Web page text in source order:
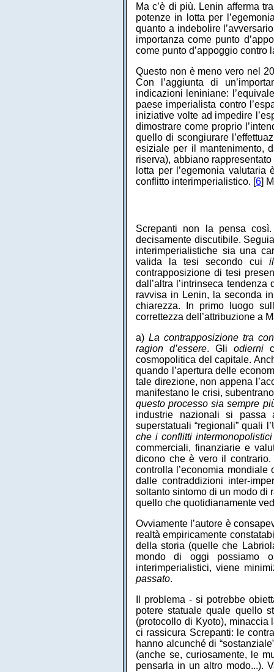
Ma c’è di più. Lenin afferma
potenze in lotta per
quanto a indebolire
importanza come punto
come punto d’appoggio contro
Questo non è meno vero nel
Con l’aggiunta di
indicazioni leniniane:
paese imperialista contro
iniziative volte ad impedire
dimostrare come proprio
quello di scongiurare
esiziale per il mantenimento,
riserva), abbiano
lotta per l’egemonia
conflitto interimperialistico. [6]
Screpanti non la pensa
decisamente discutibile.
interimperialistiche sia una
valida la tesi secondo cui
contrapposizione di tesi
dall’altra l’intrinseca
ravvisa in Lenin, la seconda
chiarezza. In primo luogo
correttezza dell’attribuzione a
a) La contrapposizione tra
ragion d’essere. Gliodierni
cosmopolitica del capitale.
quando l’apertura delle
tale direzione, non appena
manifestano le crisi,
questo processo sia sempre
industrie nazionali si passa
superstatuali “regionali” quali
che i conflitti
commerciali, finanziarie e
dicono che è vero il contrario.
controlla l’economia
dalle contraddizioni inter-
soltanto sintomo di un modo di
quello che quotidianamente
Ovviamente l’autore è
realtà empiricamente
della storia (quelle che
mondo di oggi possiamo
interimperialistici, viene
passato.
Il problema - si potrebbe
potere statuale quale quello
(protocollo di Kyoto),
ci rassicura Screpanti: le
hanno alcunché di
(anche se, curiosamente, le
pensarla in un altro modo...).